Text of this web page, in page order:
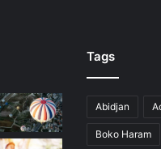
Tags
Abidjan
Boko Haram